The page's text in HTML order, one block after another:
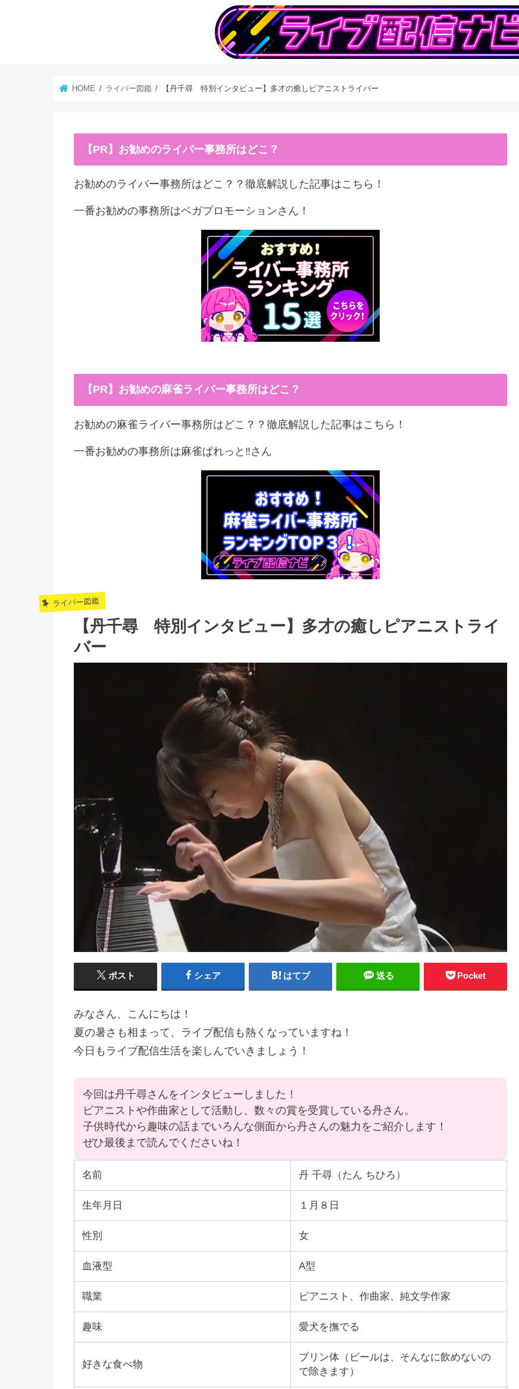
HOME ライバー図鑑 【丹千尋 特別インタビュー】多才の癒しピアニストライバー
【PR】お勧めのライバー事務所はどこ？
お勧めのライバー事務所はどこ？？徹底解説した記事はこちら！
一番お勧めの事務所はベガプロモーションさん！
【PR】お勧めの麻雀ライバー事務所はどこ？
お勧めの麻雀ライバー事務所はどこ？？徹底解説した記事はこちら！
一番お勧めの事務所は麻雀ぱれっと‼︎さん
ライバー図鑑
【丹千尋 特別インタビュー】多才の癒しピアニストライ
バー
ポスト シェア はてブ 送る Pocket
みなさん、こんにちは！
夏の暑さも相まって、ライブ配信も熱くなっていますね！
今日もライブ配信生活を楽しんでいきましょう！
今回は丹千尋さんをインタビューしました！
ピアニストや作曲家として活動し、数々の賞を受賞している丹さん。
子供時代から趣味の話までいろんな側面から丹さんの魅力をご紹介します！
ぜひ最後まで読んでくださいね！
名前 丹 千尋（たん ちひろ）
生年月日 １月８日
性別 女
血液型 A型
職業 ピアニスト、作曲家、純文学作家
趣味 愛犬を撫でる
好きな食べ物
プリン体（ビールは、そんなに飲めないの
で除きます）